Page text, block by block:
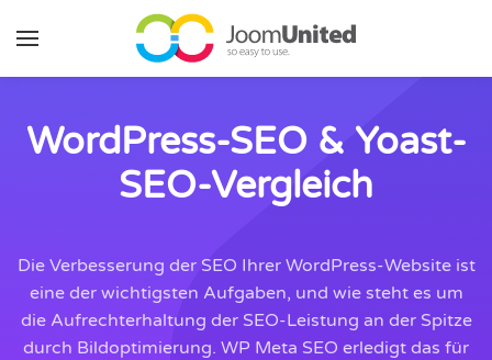
Zum Hauptinhalt springen
WordPress-SEO & Yoast-
SEO-Vergleich
Die Verbesserung der SEO Ihrer WordPress-Website ist
eine der wichtigsten Aufgaben, und wie steht es um
die Aufrechterhaltung der SEO-Leistung an der Spitze
durch Bildoptimierung. WP Meta SEO erledigt das für